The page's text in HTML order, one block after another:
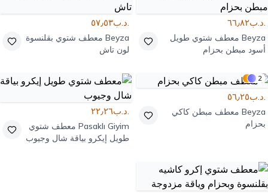
.د.ب٦٦٫٨٢
Beyza معطف شتوي طويل
أسود مبطن بحزام
.د.ب٥٧٫٥٣
Beyza معطف شتوي بقلنسوة
لون تاش
2
.د.ب٥٦٫٢٥
Beyza معطف مبطن كاكي
بحزام
.د.ب٢٢٫٢٦
Pasaklı Giyim معطف شتوي
طويل إيكرو بياقة شال وجيوب